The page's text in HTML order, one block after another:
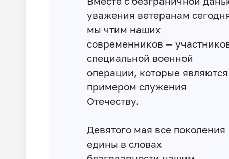
уважения ветеранам
мы чтим наших
современников —
специальной военной
операции, которые являются
примером служения
Отечеству.
Девятого мая все поколения
едины в словах